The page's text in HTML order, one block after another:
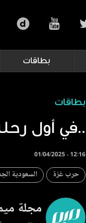
بطاقات
بطاقات
‏في أول رحلة خارجية له..
01/04/2025 - 12:16
حرب غزة السعودية
مجلة